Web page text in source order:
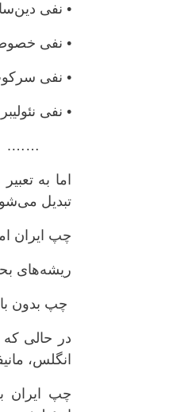
• نفی
• نفی
• نفی
• نفی
…….
اما به
تبدیل می‌شود»
چپ ایران
ریشه‌های
چپ بدون
در حالی
انگلس، مانیفست کمونیست،
چپ ایران